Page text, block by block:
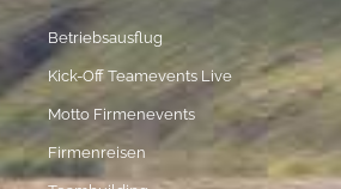
Betriebsausflug
Kick-Off Teamevents Live
Motto Firmenevents
Firmenreisen